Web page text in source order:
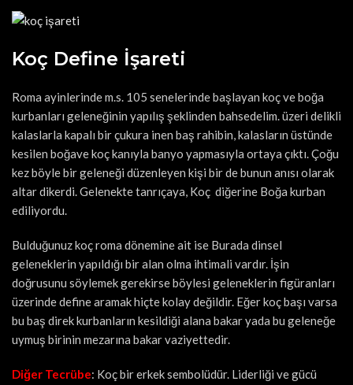
Koç Define İşareti
Roma ayinlerinde m.s. 105 senelerinde başlayan koç ve boğa
kurbanları geleneğinin yapılış şeklinden bahsedelim. üzeri delikli
kalaslarla kapalı bir çukura inen baş rahibin, kalasların üstünde
kesilen boğave koç kanıyla banyo yapmasıyla ortaya çıktı. Çoğu
kez böyle bir geleneği düzenleyen kişi bir de bunun anısı olarak
altar dikerdi. Gelenekte tanrıçaya, Koç diğerine Boğa kurban
ediliyordu.
Bulduğunuz koç roma dönemine ait ise Burada dinsel
geleneklerin yapıldığı bir alan olma ihtimali vardır. İşin
doğrusunu söylemek gerekirse böylesi geleneklerin figüranları
üzerinde define aramak hiçte kolay değildir. Eğer koç başı varsa
bu baş direk kurbanların kesildiği alana bakar yada bu geleneğe
uymuş birinin mezarına bakar vaziyettedir.
Diğer Tecrübe: Koç bir erkek sembolüdür. Liderliği ve gücü